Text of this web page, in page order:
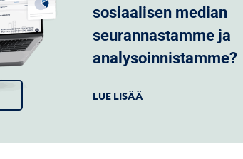
sosiaalisen median
seurannastamme ja
analysoinnistamme?
LUE LISÄÄ